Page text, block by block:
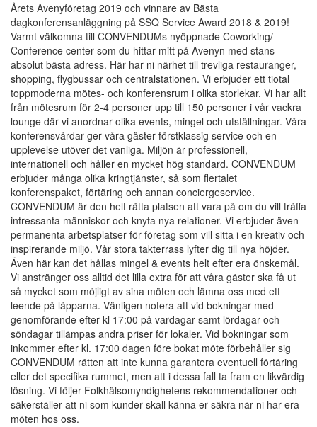
Årets Avenyföretag 2019 och vinnare av Bästa
dagkonferensanläggning på SSQ Service Award 2018 & 2019!
Varmt välkomna till CONVENDUMs nyöppnade Coworking/
Conference center som du hittar mitt på Avenyn med stans
absolut bästa adress. Här har ni närhet till trevliga restauranger,
shopping, flygbussar och centralstationen. Vi erbjuder ett tiotal
toppmoderna mötes- och konferensrum i olika storlekar. Vi har allt
från mötesrum för 2-4 personer upp till 150 personer i vår vackra
lounge där vi anordnar olika events, mingel och utställningar. Våra
konferensvärdar ger våra gäster förstklassig service och en
upplevelse utöver det vanliga. Miljön är professionell,
internationell och håller en mycket hög standard. CONVENDUM
erbjuder många olika kringtjänster, så som flertalet
konferenspaket, förtäring och annan conciergeservice.
CONVENDUM är den helt rätta platsen att vara på om du vill träffa
intressanta människor och knyta nya relationer. Vi erbjuder även
permanenta arbetsplatser för företag som vill sitta i en kreativ och
inspirerande miljö. Vår stora takterrass lyfter dig till nya höjder.
Även här kan det hållas mingel & events helt efter era önskemål.
Vi anstränger oss alltid det lilla extra för att våra gäster ska få ut
så mycket som möjligt av sina möten och lämna oss med ett
leende på läpparna. Vänligen notera att vid bokningar med
genomförande efter kl 17:00 på vardagar samt lördagar och
söndagar tillämpas andra priser för lokaler. Vid bokningar som
inkommer efter kl. 17:00 dagen före bokat möte förbehåller sig
CONVENDUM rätten att inte kunna garantera eventuell förtäring
eller det specifika rummet, men att i dessa fall ta fram en likvärdig
lösning. Vi följer Folkhälsomyndighetens rekommendationer och
säkerställer att ni som kunder skall känna er säkra när ni har era
möten hos oss.